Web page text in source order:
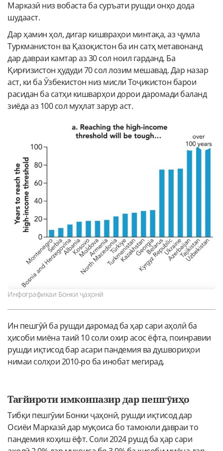
Марказӣ низ вобаста ба суръати рушди онҳо дода
шудааст.
Дар ҳамин ҳол, дигар кишвраҳои минтақа, аз ҷумла
Туркманистон ва Қазоқистон ба ин сатҳ метавонанд
дар давраи камтар аз 30 сол ноил гарданд. Ба
Қирғизистон ҳудуди 70 сол лозим мешавад. Дар назар
аст, ки ба Ӯзбекистон низ мисли Тоҷикистон барои
расидан ба сатҳи кишварҳои дорои даромади баланд
зиёда аз 100 сол муҳлат зарур аст.
Инфографикаи Бонки ҷаҳонӣ
Ин пешгӯӣ ба рушди даромад ба ҳар сари аҳолӣ ба
ҳисоби миёна таий 10 соли охир асос ёфта, поинравии
рушди иқтисод бар асари пандемия ва душвориҳои
нимаи солҳои 2010-ро ба инобат мегирад.
Тағйироти имконпазир дар пешгӯиҳо
Тибқи пешгӯии Бонки ҷаҳонӣ, рушди иқтисод дар
Осиёи Марказӣ дар муқоиса бо тамоюли давраи то
пандемия коҳиш ёфт. Соли 2024 рушд ба ҳар сари